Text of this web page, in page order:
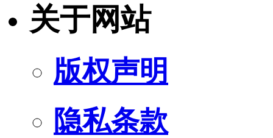
关于网站
版权声明
隐私条款